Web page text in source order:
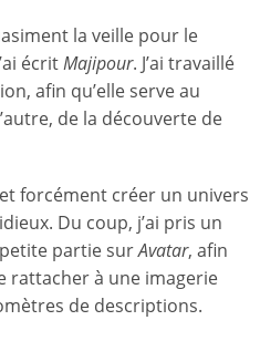
la veille pour le
écritMajipour. J’ai travaillé
afin qu’elle serve au
de la découverte de
forcément créer un univers
Du coup, j’ai pris un
petite partie surAvatar, afin
rattacher à une imagerie
de descriptions.